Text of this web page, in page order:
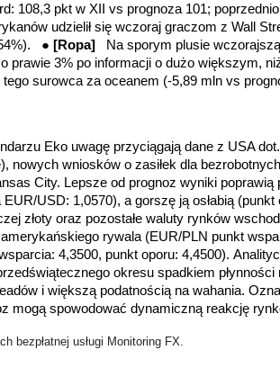
108,3 pkt w XII vs prognoza 101;
udzielił się wczoraj graczom z Wall
● [Ropa]
Na sporym plusie
prawie 3% po informacji o dużo większym,
surowca za oceanem (-5,89 mln vs
Eko uwagę przyciągają dane z USA
nowych wniosków o zasiłek dla
City. Lepsze od prognoz wyniki poprawią
EUR/USD: 1,0570), a gorszę ją osłabią (punkt
złoty oraz pozostałe waluty rynków
rywala (EUR/PLN punkt
4,3500, punkt oporu: 4,4500).
okresu spadkiem
ów i większą podatnością na wahania.
mogą spowodować dynamiczną reakcję
bezpłatnej usługi Monitoring FX.